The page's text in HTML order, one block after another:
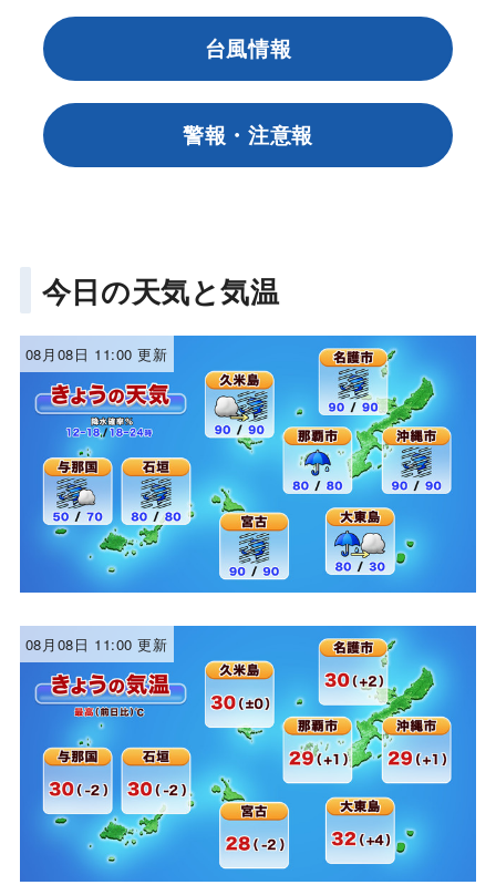
台風情報
警報・注意報
今日の天気と気温
08月08日 11:00 更新
08月08日 11:00 更新